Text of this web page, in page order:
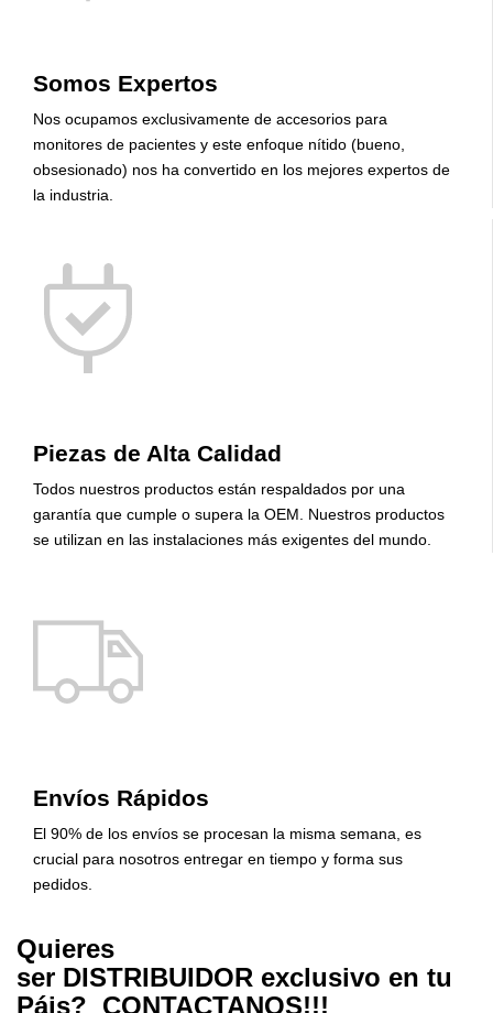
Somos Expertos
Nos ocupamos exclusivamente de accesorios para
monitores de pacientes y este enfoque nítido (bueno,
obsesionado) nos ha convertido en los mejores expertos de
la industria.
Piezas de Alta Calidad
Todos nuestros productos están respaldados por una
garantía que cumple o supera la OEM. Nuestros productos
se utilizan en las instalaciones más exigentes del mundo.
Envíos Rápidos
El 90% de los envíos se procesan la misma semana, es
crucial para nosotros entregar en tiempo y forma sus
pedidos.
Quieres
ser DISTRIBUIDOR exclusivo en tu
Páis? CONTACTANOS!!!